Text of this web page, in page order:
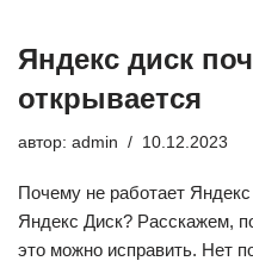
Яндекс диск
открывается
автор: admin 10.12.2023
Почему не работает
Яндекс Диск? Расскажем,
это можно исправить. Нет